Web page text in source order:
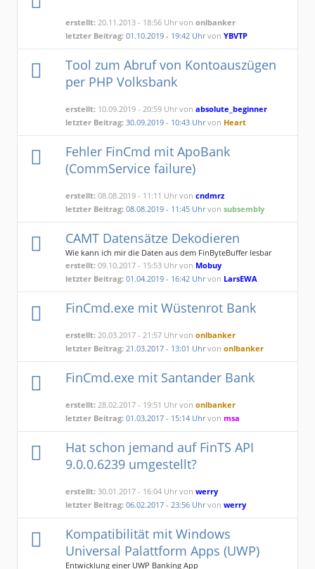
erstellt: 20.11.2013 - 18:56 Uhr vononlbanker
letzter Beitrag: 01.10.2019 - 19:42 UhrvonYBVTP
Tool zum Abruf von Kontoauszügen
per PHP Volksbank
erstellt: 10.09.2019 - 20:59 Uhr vonabsolute_beginner
letzter Beitrag: 30.09.2019 - 10:43 Uhrvon Heart
Fehler FinCmd mit ApoBank
(CommService failure)
erstellt: 08.08.2019 - 11:11 Uhr voncndmrz
letzter Beitrag: 08.08.2019 - 11:45 Uhrvonsubsembly
CAMT Datensätze Dekodieren
Wie kann ich mir die Daten aus dem FinByteBuffer lesbar
machen
erstellt: 09.10.2017 - 15:53 Uhr von Mobuy
letzter Beitrag: 01.04.2019 - 16:42 Uhrvon LarsEWA
FinCmd.exe mit Wüstenrot Bank
erstellt: 20.03.2017 - 21:57 Uhr vononlbanker
letzter Beitrag: 21.03.2017 - 13:01 Uhrvononlbanker
FinCmd.exe mit Santander Bank
erstellt: 28.02.2017 - 19:51 Uhr vononlbanker
letzter Beitrag: 01.03.2017 - 15:14 Uhrvonmsa
Hat schon jemand auf FinTS API
9.0.0.6239 umgestellt?
erstellt: 30.01.2017 - 16:04 Uhr vonwerry
letzter Beitrag: 06.02.2017 - 23:56 Uhrvonwerry
Kompatibilität mit Windows
Universal Palattform Apps (UWP)
Entwicklung einer UWP Banking App